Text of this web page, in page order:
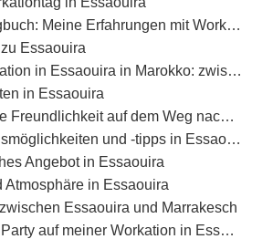
Meine Erfahrungen mit Workation in Essaouira
Essaouira
Essaouira in Marokko: zwischen Meer und Medina
in Essaouira
auf dem Weg nach Essaouira
und -tipps in Essaouira
Angebot in Essaouira
Atmosphäre in Essaouira
Essaouira und Marrakesch
auf meiner Workation in Essaouira